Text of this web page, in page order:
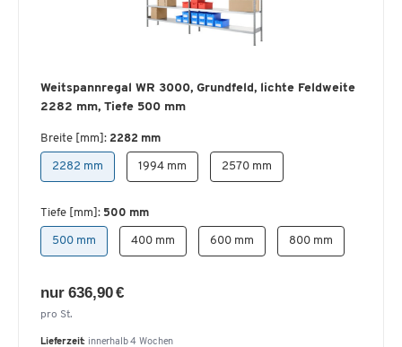
Weitspannregal WR 3000, Grundfeld, lichte Feldweite
2282 mm, Tiefe 500 mm
Breite [mm]: 2282 mm
2282 mm 1994 mm 2570 mm
Tiefe [mm]: 500 mm
500 mm 400 mm 600 mm 800 mm
nur 636,90 €
pro St.
Lieferzeit: innerhalb 4 Wochen